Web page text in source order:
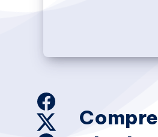
Share